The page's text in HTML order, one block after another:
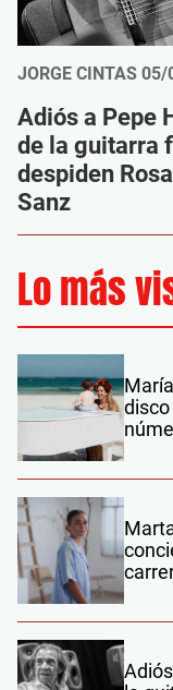
JORGE CINTAS 05/
Adiós a Pepe
de la guitarra
despiden
Sanz
Lo más